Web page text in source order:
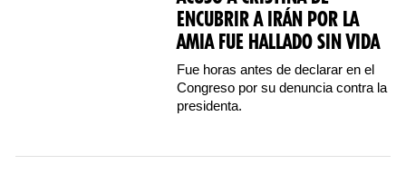
ENCUBRIR A IRÁN POR LA
AMIA FUE HALLADO SIN VIDA
Fue horas antes de declarar en el
Congreso por su denuncia contra la
presidenta.